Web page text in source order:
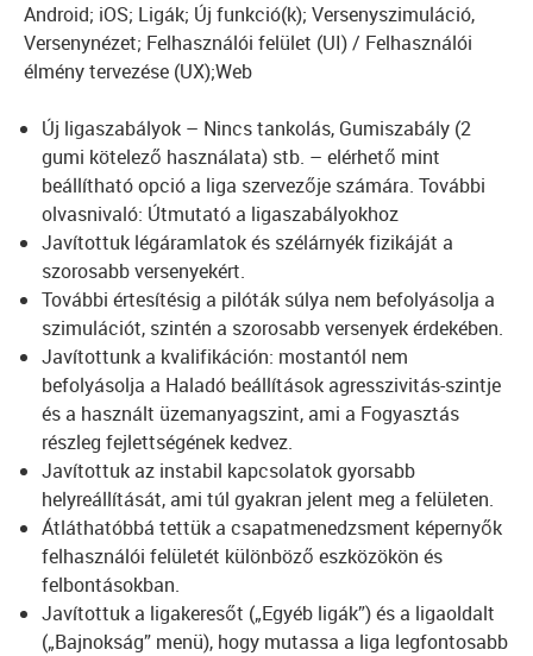
Android; iOS; Ligák; Új funkció(k); Versenyszimuláció,
Versenynézet; Felhasználói felület (UI) / Felhasználói
élmény tervezése (UX);Web
Új ligaszabályok – Nincs tankolás, Gumiszabály (2
gumi kötelező használata) stb. – elérhető mint
beállítható opció a liga szervezője számára. További
olvasnivaló: Útmutató a ligaszabályokhoz
Javítottuk légáramlatok és szélárnyék fizikáját a
szorosabb versenyekért.
További értesítésig a pilóták súlya nem befolyásolja a
szimulációt, szintén a szorosabb versenyek érdekében.
Javítottunk a kvalifikáción: mostantól nem
befolyásolja a Haladó beállítások agresszivitás-szintje
és a használt üzemanyagszint, ami a Fogyasztás
részleg fejlettségének kedvez.
Javítottuk az instabil kapcsolatok gyorsabb
helyreállítását, ami túl gyakran jelent meg a felületen.
Átláthatóbbá tettük a csapatmenedzsment képernyők
felhasználói felületét különböző eszközökön és
felbontásokban.
Javítottuk a ligakeresőt („Egyéb ligák”) és a ligaoldalt
(„Bajnokság” menü), hogy mutassa a liga legfontosabb